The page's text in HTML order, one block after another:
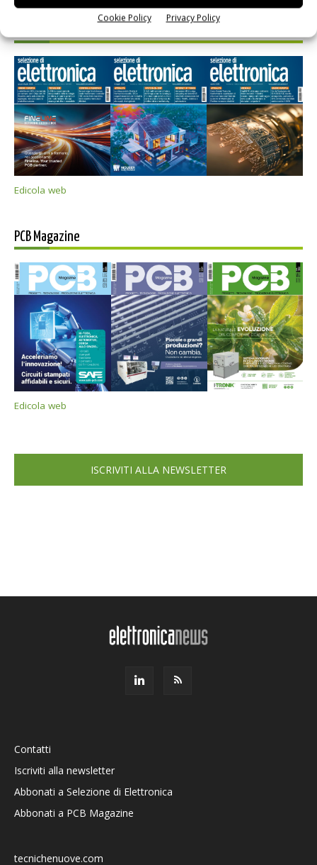
Cookie Policy Privacy Policy
Edicola web
PCB Magazine
Edicola web
ISCRIVITI ALLA NEWSLETTER
Contatti
Iscriviti alla newsletter
Abbonati a Selezione di Elettronica
Abbonati a PCB Magazine
tecnichenuove.com